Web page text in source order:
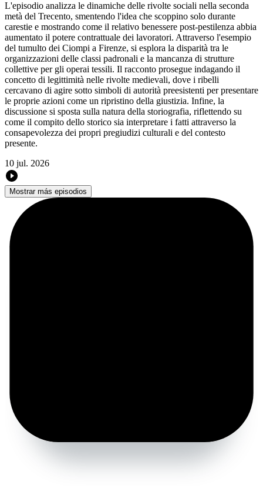
L'episodio analizza le dinamiche delle rivolte sociali nella seconda
metà del Trecento, smentendo l'idea che scoppino solo durante
carestie e mostrando come il relativo benessere post-pestilenza abbia
aumentato il potere contrattuale dei lavoratori. Attraverso l'esempio
del tumulto dei Ciompi a Firenze, si esplora la disparità tra le
organizzazioni delle classi padronali e la mancanza di strutture
collettive per gli operai tessili. Il racconto prosegue indagando il
concetto di legittimità nelle rivolte medievali, dove i ribelli
cercavano di agire sotto simboli di autorità preesistenti per presentare
le proprie azioni come un ripristino della giustizia. Infine, la
discussione si sposta sulla natura della storiografia, riflettendo su
come il compito dello storico sia interpretare i fatti attraverso la
consapevolezza dei propri pregiudizi culturali e del contesto
presente.
10 jul. 2026
Mostrar más episodios